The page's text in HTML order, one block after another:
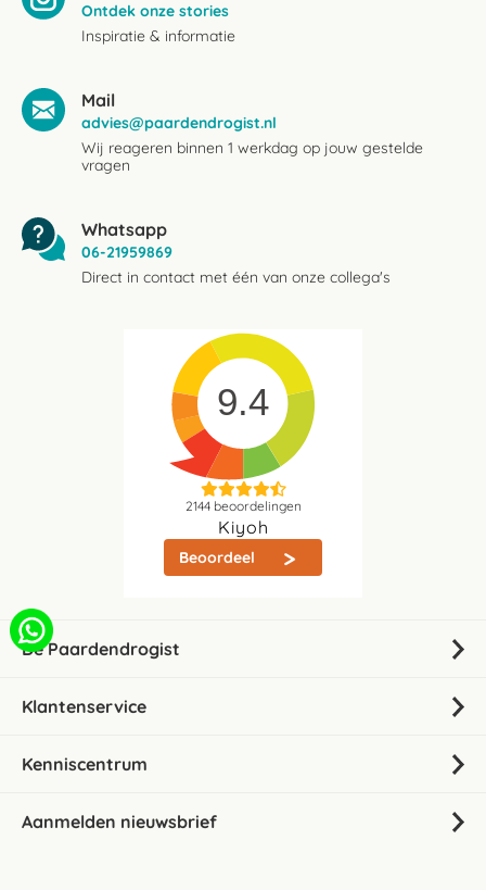
Ontdek onze stories
Inspiratie & informatie
Mail
advies@paardendrogist.nl
Wij reageren binnen 1 werkdag op jouw gestelde
vragen
Whatsapp
06-21959869
Direct in contact met één van onze collega's
9.4
2144beoordelingen
Kiyoh
Beoordeel
De Paardendrogist
Klantenservice
Kenniscentrum
Aanmelden nieuwsbrief